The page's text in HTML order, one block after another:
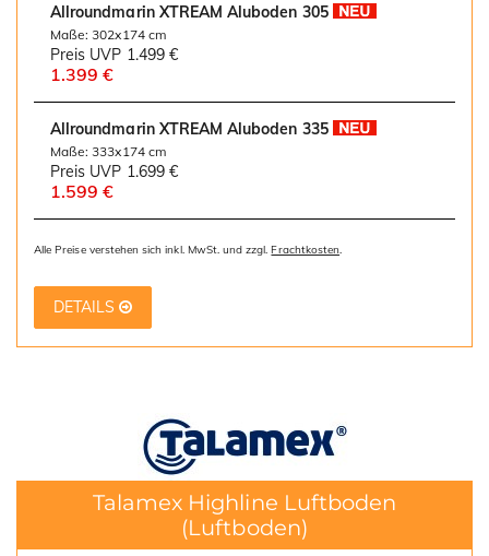
Allroundmarin XTREAM Aluboden 305
Maße: 302x174 cm
Preis UVP 1.499 €
1.399 €
Allroundmarin XTREAM Aluboden 335
Maße: 333x174 cm
Preis UVP 1.699 €
1.599 €
Alle Preise verstehen sich inkl. MwSt. und zzgl.Frachtkosten.
DETAILS
Talamex Highline Luftboden
(Luftboden)